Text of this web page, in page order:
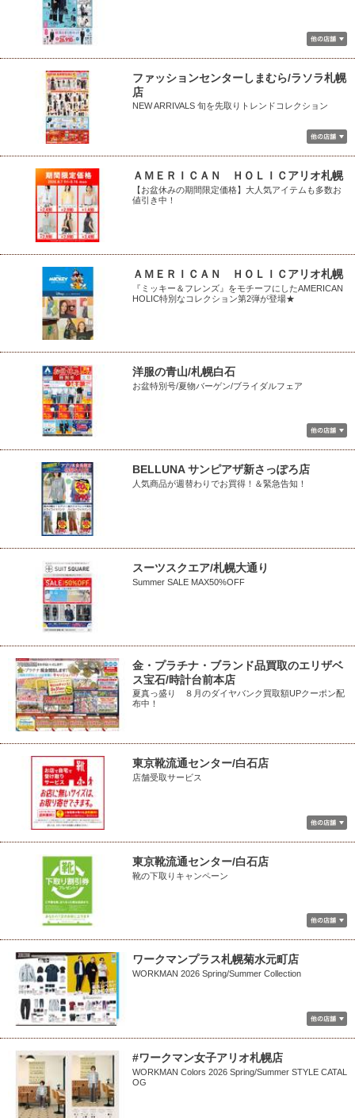
ファッションセンターしまむら/ラソラ札幌
店
NEW ARRIVALS 旬を先取りトレンドコレクション
ＡＭＥＲＩＣＡＮ ＨＯＬＩＣアリオ札幌
【お盆休みの期間限定価格】大人気アイテムも多数お
値引き中！
ＡＭＥＲＩＣＡＮ ＨＯＬＩＣアリオ札幌
『ミッキー＆フレンズ』をモチーフにしたAMERICAN
HOLIC特別なコレクション第2弾が登場★
洋服の青山/札幌白石
お盆特別号/夏物バーゲン/ブライダルフェア
BELLUNA サンピアザ新さっぽろ店
人気商品が週替わりでお買得！＆緊急告知！
スーツスクエア/札幌大通り
Summer SALE MAX50%OFF
金・プラチナ・ブランド品買取のエリザベ
ス宝石/時計台前本店
夏真っ盛り ８月のダイヤバンク買取額UPクーポン配
布中！
東京靴流通センター/白石店
店舗受取サービス
東京靴流通センター/白石店
靴の下取りキャンペーン
ワークマンプラス札幌菊水元町店
WORKMAN 2026 Spring/Summer Collection
#ワークマン女子アリオ札幌店
WORKMAN Colors 2026 Spring/Summer STYLE CATAL
OG